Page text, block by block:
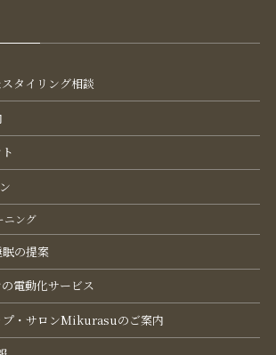
タイリング​相談
ニング
の提案
電動化サービス
・サロンMikurasuのご案内​